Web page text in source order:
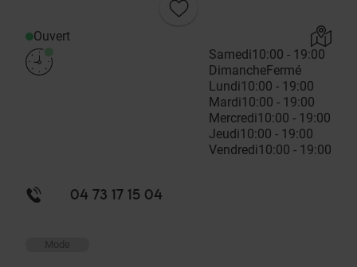
Ouvert
Samedi10:00 - 19:00
DimancheFermé
Lundi10:00 - 19:00
Mardi10:00 - 19:00
Mercredi10:00 - 19:00
Jeudi10:00 - 19:00
Vendredi10:00 - 19:00
04 73 17 15 04
Mode